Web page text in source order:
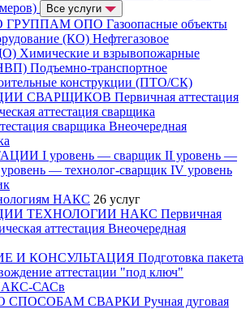
Все услуги
ГРУППАМ ОПО Газоопасные объекты
(КО) Нефтегазовое
Химические и взрывопожарные
Подъемно-транспортное
конструкции (ПТО/СК)
СВАРЩИКОВ Первичная аттестация
аттестация сварщика
сварщика Внеочередная
I уровень — сварщик II уровень —
— технолог-сварщик IV уровень
НАКС 26 услуг
ТЕХНОЛОГИИ НАКС Первичная
аттестация Внеочередная
И КОНСУЛЬТАЦИЯ Подготовка пакета
аттестации "под ключ"
САСв
СПОСОБАМ СВАРКИ Ручная дуговая